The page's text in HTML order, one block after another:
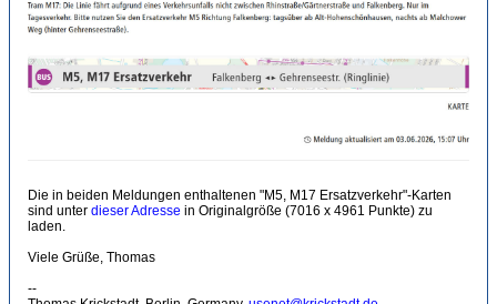
Die in beiden Meldungen enthaltenen "M5, M17 Ersatzverkehr"-Karten
sind unter dieser Adresse in Originalgröße (7016 x 4961 Punkte) zu
laden.
Viele Grüße, Thomas
--